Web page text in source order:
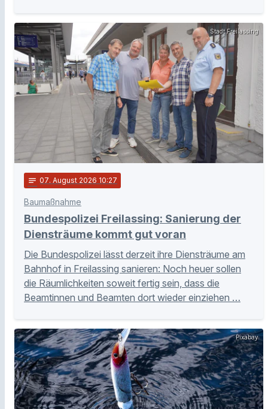
Stadt Freilassing
notes 07. August 2026 10:27
Baumaßnahme
Bundespolizei Freilassing: Sanierung der
Diensträume kommt gut voran
Die Bundespolizei lässt derzeit ihre Diensträume am
Bahnhof in Freilassing sanieren: Noch heuer sollen
die Räumlichkeiten soweit fertig sein, dass die
Beamtinnen und Beamten dort wieder einziehen …
Pixabay